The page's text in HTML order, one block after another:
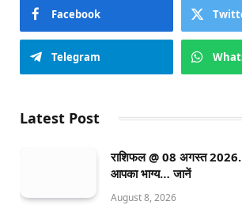
Facebook
Telegram
Latest Post
राशिफल @ 08 अगस्त
आपका भाग्य… जानें
August 8, 2026